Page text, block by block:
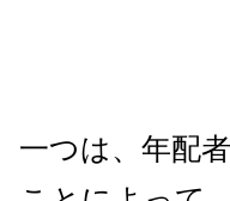
一つは、年配